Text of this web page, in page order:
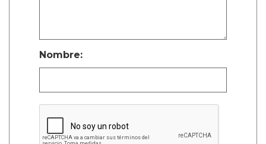
Nombre: